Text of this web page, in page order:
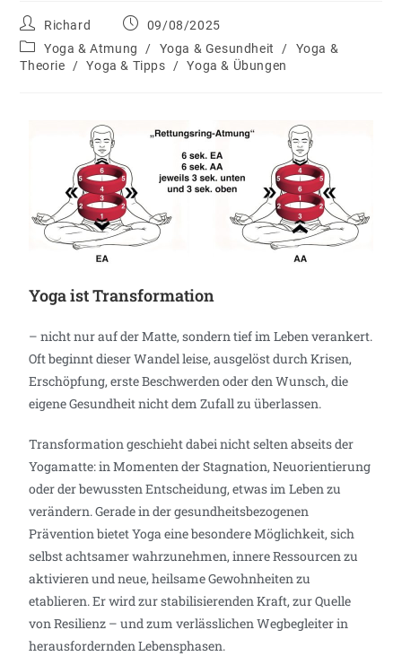
Richard
09/08/2025
Yoga & Atmung
/ Yoga & Gesundheit /
Yoga &
Theorie
/ Yoga & Tipps / Yoga & Übungen
Yoga ist Transformation
– nicht nur auf der Matte, sondern tief im Leben verankert.
Oft beginnt dieser Wandel leise, ausgelöst durch Krisen,
Erschöpfung, erste Beschwerden oder den Wunsch, die
eigene Gesundheit nicht dem Zufall zu überlassen.
Transformation geschieht dabei nicht selten abseits der
Yogamatte: in Momenten der Stagnation, Neuorientierung
oder der bewussten Entscheidung, etwas im Leben zu
verändern. Gerade in der gesundheitsbezogenen
Prävention bietet Yoga eine besondere Möglichkeit, sich
selbst achtsamer wahrzunehmen, innere Ressourcen zu
aktivieren und neue, heilsame Gewohnheiten zu
etablieren. Er wird zur stabilisierenden Kraft, zur Quelle
von Resilienz – und zum verlässlichen Wegbegleiter in
herausfordernden Lebensphasen.